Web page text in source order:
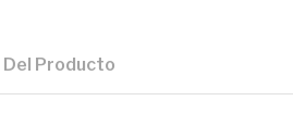
Producto